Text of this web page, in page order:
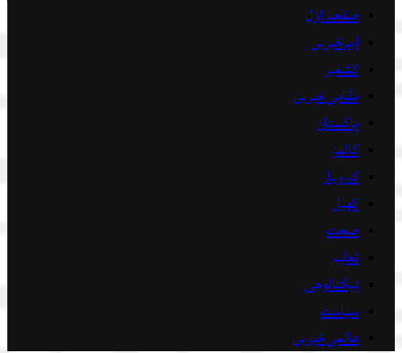
صفحہ اوّل
اہم خبریں
کشمیر
مقامی خبریں
پاکستان
کالمز
کاروبار
کھیل
صحت
تعلیم
ٹیکنالوجی
سیاست
عالمی خبریں